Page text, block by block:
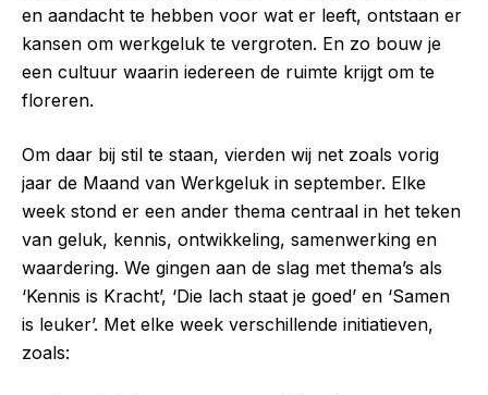
en aandacht te hebben voor wat er leeft, ontstaan er
kansen om werkgeluk te vergroten. En zo bouw je
een cultuur waarin iedereen de ruimte krijgt om te
floreren.
Om daar bij stil te staan, vierden wij net zoals vorig
jaar de Maand van Werkgeluk in september. Elke
week stond er een ander thema centraal in het teken
van geluk, kennis, ontwikkeling, samenwerking en
waardering. We gingen aan de slag met thema’s als
‘Kennis is Kracht’, ‘Die lach staat je goed’ en ‘Samen
is leuker’. Met elke week verschillende initiatieven,
zoals: